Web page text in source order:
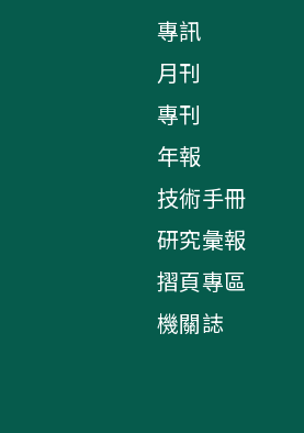
專訊
月刊
專刊
年報
技術手冊
研究彙報
摺頁專區
機關誌